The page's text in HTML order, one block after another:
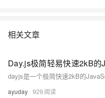
相关文章
Day.js极简轻易快速2kB
ayuday 929